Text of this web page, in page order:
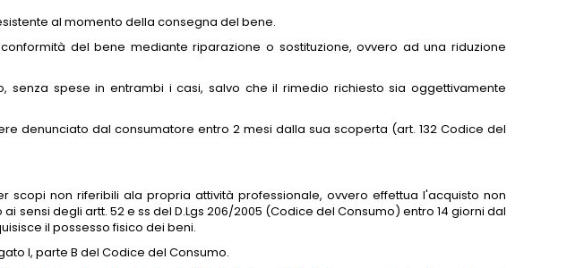
al momento della consegna del bene.
del bene mediante riparazione o sostituzione, ovvero ad una riduzione
spese in entrambi i casi, salvo che il rimedio richiesto sia oggettivamente
denunciato dal consumatore entro 2 mesi dalla sua scoperta (art. 132 Codice del
non riferibili ala propria attività professionale, ovvero effettua l'acquisto non
degli artt. 52 e ss del D.Lgs 206/2005 (Codice del Consumo) entro 14 giorni dal
il possesso fisico dei beni.
I, parte B del Codice del Consumo.